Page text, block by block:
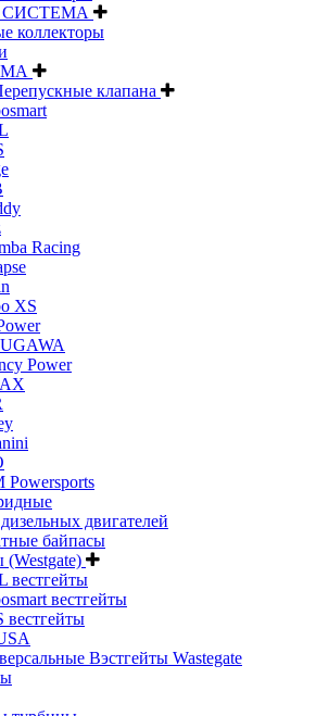
коллекторы
клапана
Racing
XS
Power
Powersports
двигателей
байпасы
(Westgate)
вестгейты
вестгейты
вестгейты
Вэстгейты Wastegate